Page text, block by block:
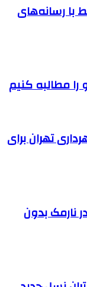
رسانه‌های
مطالبه کنیم
تهران برای
نارمک بدون